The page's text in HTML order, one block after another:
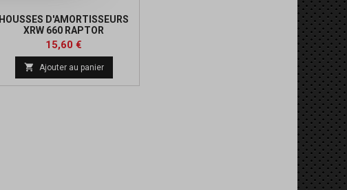
HOUSSES D'AMORTISSEURS
XRW 660 RAPTOR
Prix
15,60 €
base
 Ajouter au panier